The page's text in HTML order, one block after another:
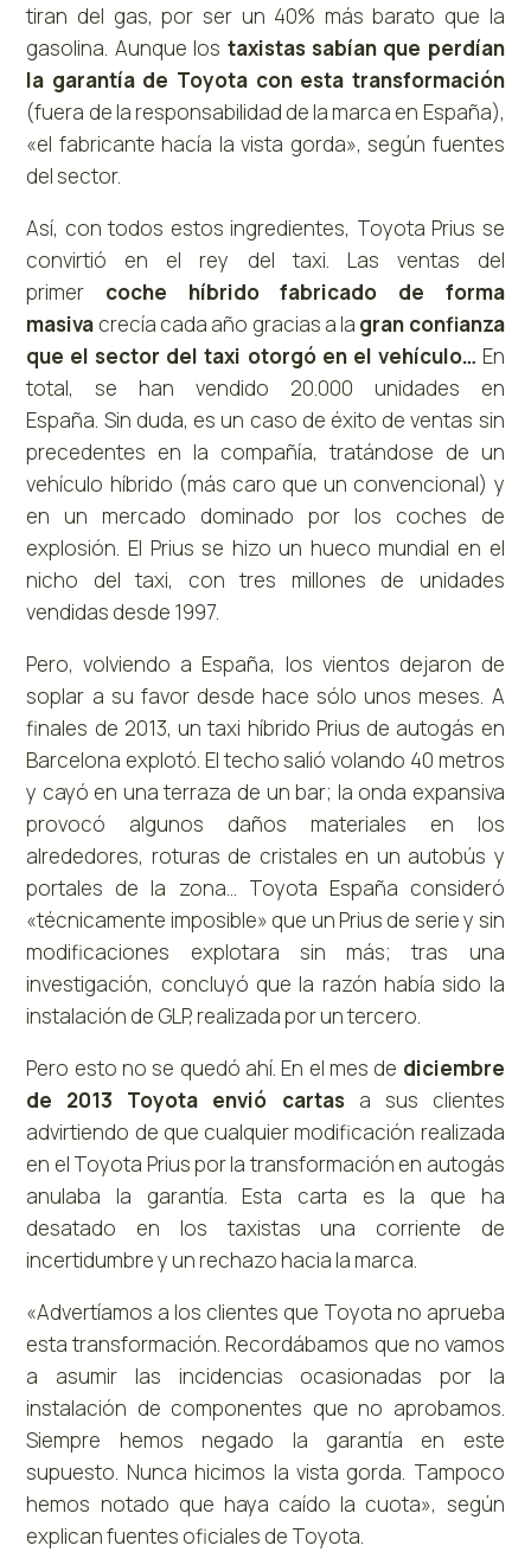
tiran del gas, por ser un 40% más barato que la
gasolina. Aunque los taxistas sabían que perdían
la garantía de Toyota con esta transformación
(fuera de la responsabilidad de la marca en España),
«el fabricante hacía la vista gorda», según fuentes
del sector.
Así, con todos estos ingredientes, Toyota Prius se
convirtió en el rey del taxi. Las ventas del
primer coche híbrido
fabricado de forma
masiva crecía cada año gracias a la gran confianza
que el sector del taxi otorgó en el vehículo… En
total, se han vendido 20.000 unidades en
España. Sin duda, es un caso de éxito de ventas sin
precedentes en la compañía, tratándose de un
vehículo híbrido (más caro que un convencional) y
en un mercado dominado por los coches de
explosión. El Prius se hizo un hueco mundial en el
nicho del taxi, con tres millones de unidades
vendidas desde 1997.
Pero, volviendo a España, los vientos dejaron de
soplar a su favor desde hace sólo unos meses. A
finales de 2013, un taxi híbrido Prius de autogás en
Barcelona explotó. El techo salió volando 40 metros
y cayó en una terraza de un bar; la onda expansiva
provocó algunos daños materiales en los
alrededores, roturas de cristales en un autobús y
portales de la zona… Toyota España consideró
«técnicamente imposible» que un Prius de serie y sin
modificaciones explotara sin más; tras una
investigación, concluyó que la razón había sido la
instalación de GLP, realizada por un tercero.
Pero esto no se quedó ahí. En el mes de diciembre
de 2013 Toyota envió cartas a sus clientes
advirtiendo de que cualquier modificación realizada
en el Toyota Prius por la transformación en autogás
anulaba la garantía. Esta carta es la que ha
desatado en los taxistas una corriente de
incertidumbre y un rechazo hacia la marca.
«Advertíamos a los clientes que Toyota no aprueba
esta transformación. Recordábamos que no vamos
a asumir las incidencias ocasionadas por la
instalación de componentes que no aprobamos.
Siempre hemos negado la garantía en este
supuesto. Nunca hicimos la vista gorda. Tampoco
hemos notado que haya caído la cuota», según
explican fuentes oficiales de Toyota.